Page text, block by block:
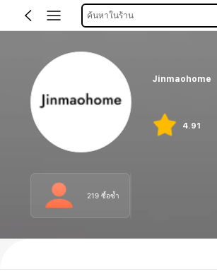
ค้นหาในร้าน
Jinmaohome
4.91
219 ซื้อซ้ำ